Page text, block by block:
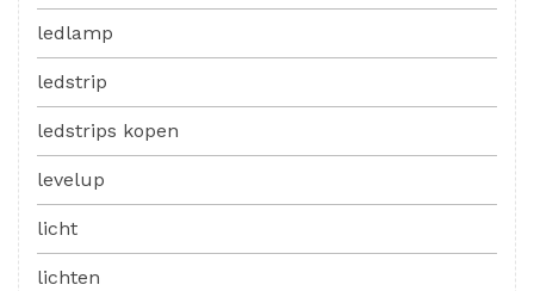
ledlamp
ledstrip
ledstrips kopen
levelup
licht
lichten